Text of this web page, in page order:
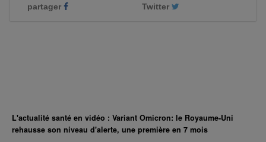
partager
Twitter
L'actualité santé en vidéo : Variant Omicron: le Royaume-Uni
rehausse son niveau d'alerte, une première en 7 mois